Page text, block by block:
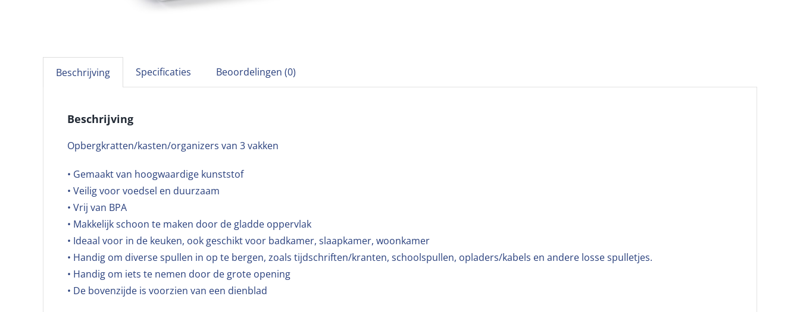
Beschrijving Specificaties Beoordelingen (0)
Beschrijving
Opbergkratten/kasten/organizers van 3 vakken
• Gemaakt van hoogwaardige kunststof
• Veilig voor voedsel en duurzaam
• Vrij van BPA
• Makkelijk schoon te maken door de gladde oppervlak
• Ideaal voor in de keuken, ook geschikt voor badkamer, slaapkamer, woonkamer
• Handig om diverse spullen in op te bergen, zoals tijdschriften/kranten, schoolspullen, opladers/kabels en andere losse spulletjes.
• Handig om iets te nemen door de grote opening
• De bovenzijde is voorzien van een dienblad